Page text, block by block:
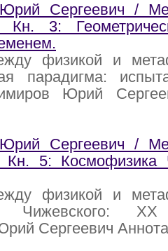
Сергеевич /
Кн. 3:
физикой и
парадигма:
Юрий
Сергеевич /
Кн. 5: Космофизика
физикой и
Чижевского:
Сергеевич